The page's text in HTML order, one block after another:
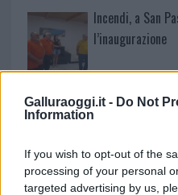
Galluraoggi.it - Do Not
Information
If you wish to opt-out of the
processing of your personal
targeted advertising by us,
Incendi, a San
l’inaugurazione
partecipazione
Calangianus,
minori, Albieri: